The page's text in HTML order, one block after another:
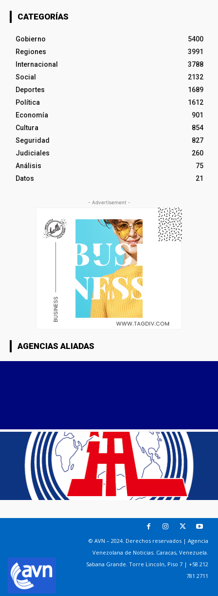
CATEGORÍAS
Gobierno
5400
Regiones
3991
Internacional
3788
Social
2132
Deportes
1689
Política
1612
Economía
901
Cultura
854
Seguridad
827
Judiciales
260
Análisis
75
Datos
21
- Advertisement -
AGENCIAS ALIADAS
© AVN – 2024. Derechos reservados | Agencia
Venezolana de Noticias. Caracas, Venezuela.
Sabana Grande. Torre Lincoln, Piso 7 | +58 212
781 2711